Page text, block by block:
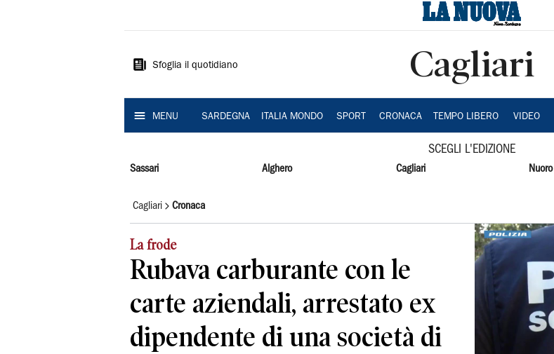
Sardegna
Sfoglia il quotidiano Cagliari
MENU SARDEGNA ITALIA MONDO SPORT CRONACA TEMPO LIBERO VIDEO
SCEGLI L'EDIZIONE
Sassari Alghero Cagliari Nuoro
Cagliari Cronaca
La frode
Rubava carburante con le
carte aziendali, arrestato ex
dipendente di una società di